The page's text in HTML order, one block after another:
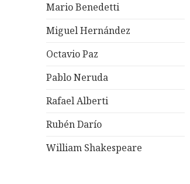
Mario Benedetti
Miguel Hernández
Octavio Paz
Pablo Neruda
Rafael Alberti
Rubén Darío
William Shakespeare